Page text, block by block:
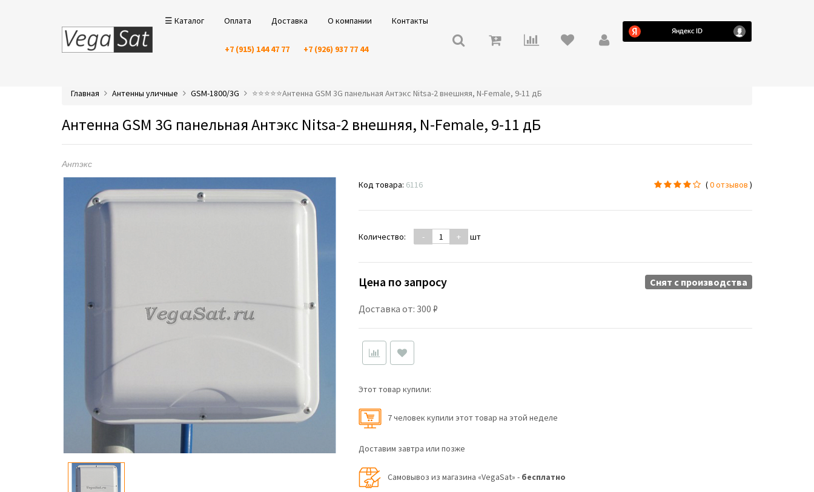
☰ Каталог Оплата Доставка О компании Контакты
+7 (915) 144 47 77 +7 (926) 937 77 44
Главная Антенны уличные GSM-1800/3G ⭐️⭐️⭐️⭐️⭐️Антенна GSM 3G панельная Антэкс Nitsa-2 внешняя, N-Female, 9-11 дБ
Антенна GSM 3G панельная Антэкс Nitsa-2 внешняя, N-Female, 9-11 дБ
Антэкс
Код товара: 6116 (0 отзывов )
Количество: - + шт
Цена по запросу
Доставка от: 300 ₽
Снят c производства
Этот товар купили:
7 человек купили этот товар на этой неделе
Доставим завтра или позже
Самовывоз из магазина «VegaSat» - бесплатно